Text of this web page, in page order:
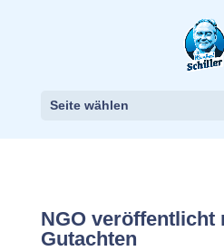
Seite wählen
NGO veröffentlicht
Gutachten